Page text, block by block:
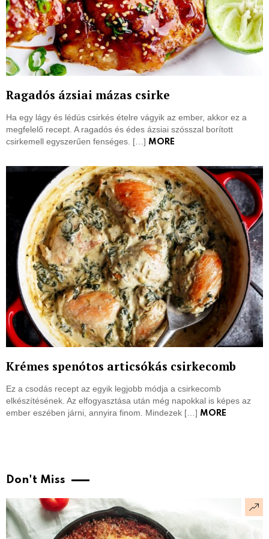
Ragadós ázsiai mázas csirke
Ha egy lágy és lédús csirkés ételre vágyik az ember, akkor ez a
megfelelő recept. A ragadós és édes ázsiai szósszal borított
csirkemell egyszerűen fenséges. […] MORE
Krémes spenótos articsókás csirkecomb
Ez a csodás recept az egyik legjobb módja a csirkecomb
elkészítésének. Az elfogyasztása után még napokkal is képes az
ember eszében járni, annyira finom. Mindezek […] MORE
Don't Miss